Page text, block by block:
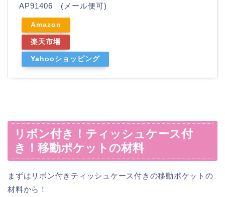
AP91406 (メール便可)
Amazon
楽天市場
Yahooショッピング
リボン付き！ティッシュケース付
き！移動ポケットの材料
まずはリボン付きティッシュケース付きの移動ポケットの
材料から！